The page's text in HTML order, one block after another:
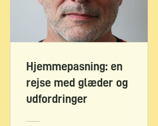
Hjemmepasning: en
rejse med glæder og
udfordringer